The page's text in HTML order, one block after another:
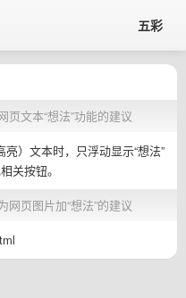
五彩
页文本“想法”功能的建议
）文本时，只浮动显示“想法”
关按钮。
网页图片加“想法”的建议